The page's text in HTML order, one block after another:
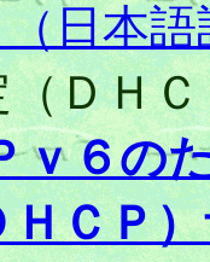
（日本語
ＤＨ
ｖ６の
ＣＰ